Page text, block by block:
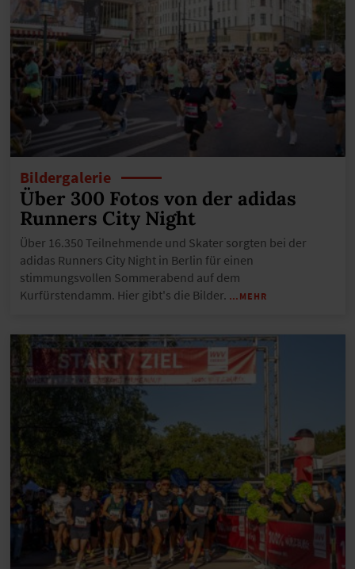
Bildergalerie
Über 300 Fotos von der adidas
Runners City Night
Über 16.350 Teilnehmende und Skater sorgten bei der
adidas Runners City Night in Berlin für einen
stimmungsvollen Sommerabend auf dem
Kurfürstendamm. Hier gibt's die Bilder. …MEHR